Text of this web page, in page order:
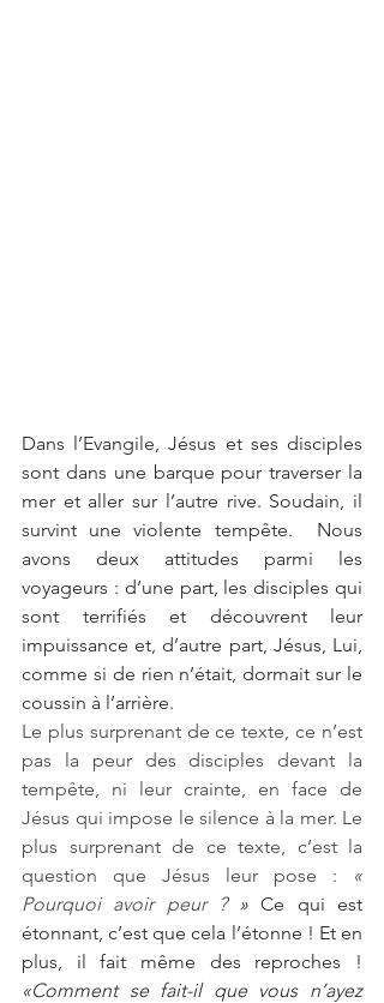
Dans l’Evangile, Jésus et ses disciples
sont dans une barque pour traverser la
mer et aller sur l’autre rive. Soudain, il
survint une violente tempête.  Nous
avons deux attitudes parmi les
voyageurs : d’une part, les disciples qui
sont terrifiés et découvrent leur
impuissance et, d’autre part, Jésus, Lui,
comme si de rien n’était, dormait sur le
coussin à l’arrière.
Le plus surprenant de ce texte, ce n’est
pas la peur des disciples devant la
tempête, ni leur crainte, en face de
Jésus qui impose le silence à la mer. Le
plus surprenant de ce texte, c’est la
question que Jésus leur pose :
«
Pourquoi avoir peur ? » Ce qui est
étonnant, c’est que cela l’étonne ! Et en
«Comment se fait-il que vous n’ayez